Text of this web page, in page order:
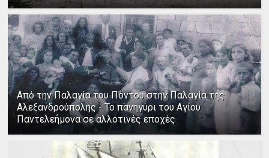
Από την Παλαγία του Πόντου στην Παλαγία της
Αλεξανδρούπολης - Το πανηγύρι του Αγίου
Παντελεήμονα σε αλλοτινές εποχές